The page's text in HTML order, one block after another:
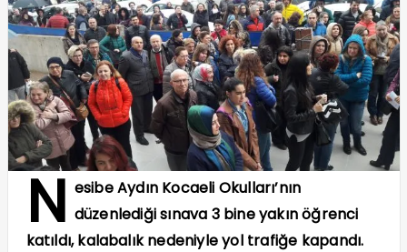
N esibe Aydın Kocaeli Okulları’nın
düzenlediği sınava 3 bine yakın öğrenci
katıldı, kalabalık nedeniyle yol trafiğe kapandı.